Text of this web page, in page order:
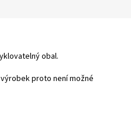
obal.
proto není možné